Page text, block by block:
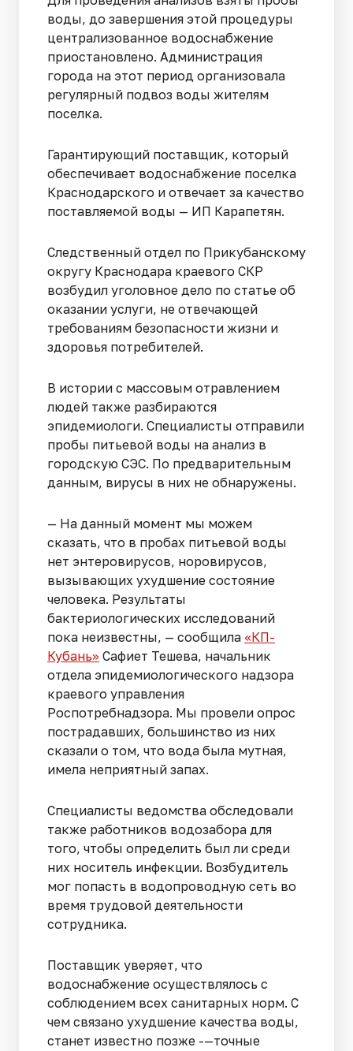
воды, до завершения этой процедуры
централизованное водоснабжение
приостановлено. Администрация
города на этот период организовала
регулярный подвоз воды жителям
поселка.
Гарантирующий поставщик, который
обеспечивает водоснабжение поселка
Краснодарского и отвечает за качество
поставляемой воды — ИП Карапетян.
Следственный отдел по Прикубанскому
округу Краснодара краевого СКР
возбудил уголовное дело по статье об
оказании услуги, не отвечающей
требованиям безопасности жизни и
здоровья потребителей.
В истории с массовым отравлением
людей также разбираются
эпидемиологи. Специалисты отправили
пробы питьевой воды на анализ в
городскую СЭС. По предварительным
данным, вирусы в них не обнаружены.
— На данный момент мы можем
сказать, что в пробах питьевой воды
нет энтеровирусов, норовирусов,
вызывающих ухудшение состояние
человека. Результаты
бактериологических исследований
пока неизвестны, — сообщила «КП-
Кубань» Сафиет Тешева, начальник
отдела эпидемиологического надзора
краевого управления
Роспотребнадзора. Мы провели опрос
пострадавших, большинство из них
сказали о том, что вода была мутная,
имела неприятный запах.
Специалисты ведомства обследовали
также работников водозабора для
того, чтобы определить был ли среди
них носитель инфекции. Возбудитель
мог попасть в водопроводную сеть во
время трудовой деятельности
сотрудника.
Поставщик уверяет, что
водоснабжение осуществлялось с
соблюдением всех санитарных норм. С
чем связано ухудшение качества воды,
станет известно позже -—точные